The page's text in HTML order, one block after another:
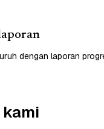
dengan laporan
kami